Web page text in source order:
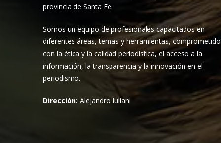
provincia de Santa Fe.
Somos un equipo de profesionales capacitados en
diferentes áreas, temas y herramientas,
con la ética y la calidad periodística, el acceso a la
información, la transparencia y la innovación en el
periodismo.
Dirección:Alejandro Iuliani